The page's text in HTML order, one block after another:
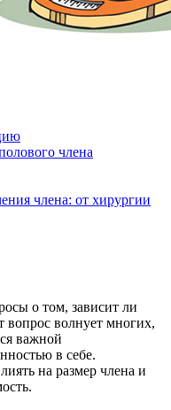
члена
члена: от хирургии
о том, зависит ли
вопрос волнует многих,
важной
в себе.
на размер члена и